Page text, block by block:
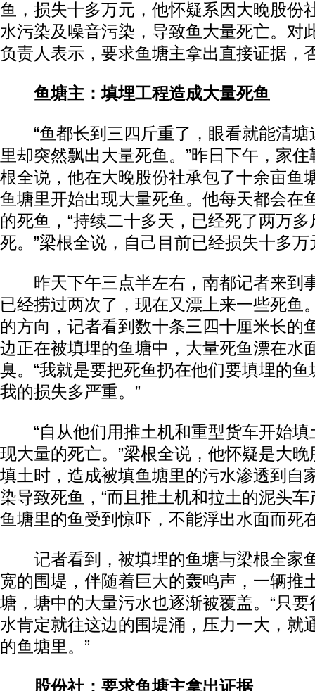
鱼，损失十多万元，他怀疑系因大晚股份
水污染及噪音污染，导致鱼大量死亡。对
负责人表示，要求鱼塘主拿出直接证据，
鱼塘主：填埋工程造成大量死鱼
“鱼都长到三四斤重了，眼看就能清塘
里却突然飘出大量死鱼。”昨日下午，家
根全说，他在大晚股份社承包了十余亩鱼
鱼塘里开始出现大量死鱼。他每天都会在
的死鱼，“持续二十多天，已经死了两万
死。”梁根全说，自己目前已经损失十多万
昨天下午三点半左右，南都记者来到
已经捞过两次了，现在又漂上来一些死鱼
的方向，记者看到数十条三四十厘米长的
边正在被填埋的鱼塘中，大量死鱼漂在水
臭。“我就是要把死鱼扔在他们要填埋的
我的损失多严重。”
“自从他们用推土机和重型货车开始填
现大量的死亡。”梁根全说，他怀疑是大
填土时，造成被填鱼塘里的污水渗透到自
染导致死鱼，“而且推土机和拉土的泥头
鱼塘里的鱼受到惊吓，不能浮出水面而死
记者看到，被填埋的鱼塘与梁根全家
宽的围堤，伴随着巨大的轰鸣声，一辆推
塘，塘中的大量污水也逐渐被覆盖。“只
水肯定就往这边的围堤涌，压力一大，就
的鱼塘里。”
股份社：要求鱼塘主拿出证据
动物系恋人啊 | 钟欣潼体验爱情哲学